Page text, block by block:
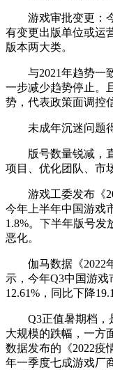
游戏审批变更：今
有变更出版单位或运
版本两大类。
与2021年趋势一致
一步减少趋势停止。
势，代表政策面调控
未成年沉迷问题
版号数量锐减，直
项目、优化团队、市
游戏工委发布《
今年上半年中国游戏
1.8%。下半年版号发
恶化。
伽马数据《2022年
示，今年Q3中国游戏
12.61%，同比下降
Q3正值暑期档，是
大规模的跌幅，一方
数据发布的《2022疫
年一季度七成游戏厂